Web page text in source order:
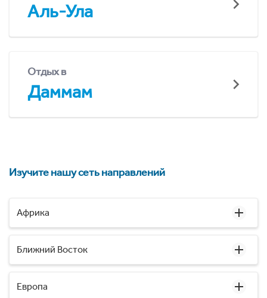
Аль-Ула
Отдых в
Даммам
Изучите нашу сеть направлений
Африка
Ближний Восток
Европа